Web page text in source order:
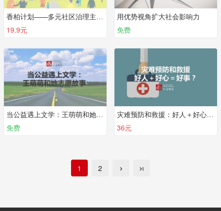
香柏计划——多元社区治理主体的协作
19.9元
用优势视角扩大社会影响力
免费
当公益遇上文学：王萌萌和她志愿故事
免费
灾难预防和救援：好人＋好心＝好事？
36元
1 2